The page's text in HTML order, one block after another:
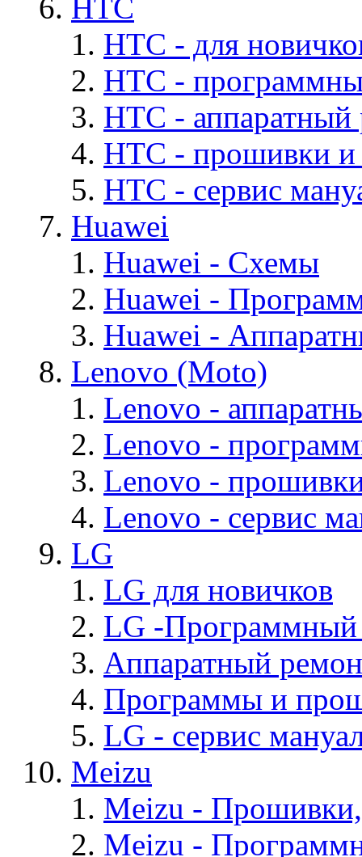
HTC
HTC - для
HTC -
HTC - аппаратный
HTC - прошивки
HTC - cервис
Huawei
Huawei - Cхемы
Huawei -
Huawei -
Lenovo (Moto)
Lenovo -
Lenovo -
Lenovo -
Lenovo - cервис
LG
LG для новичков
LG -Программный
Аппаратный
Программы и
LG - cервис
Meizu
Meizu -
Meizu -